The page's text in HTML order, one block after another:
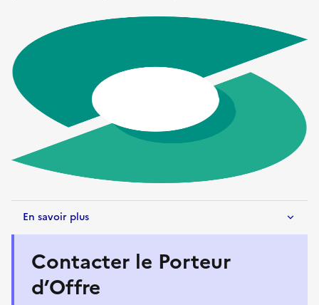
En savoir plus
Contacter le Porteur
d’Offre